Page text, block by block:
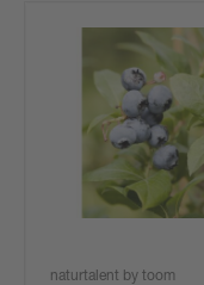
naturtalent by toom